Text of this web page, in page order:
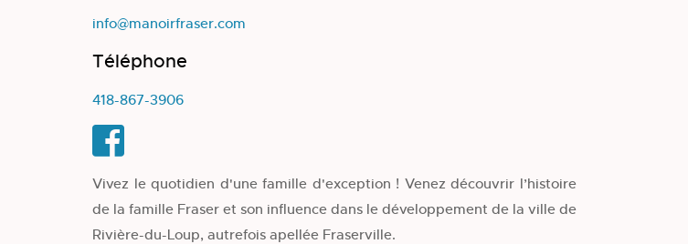
info@manoirfraser.com
Téléphone
418-867-3906
Vivez le quotidien d'une famille d'exception ! Venez découvrir l’histoire
de la famille Fraser et son influence dans le développement de la ville de
Rivière-du-Loup, autrefois apellée Fraserville.